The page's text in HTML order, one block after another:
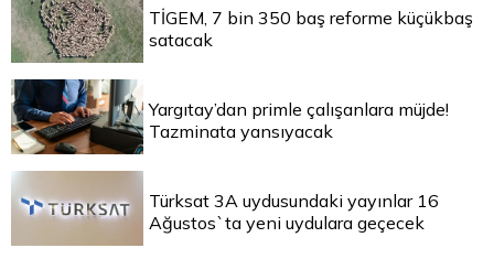
TİGEM, 7 bin 350 baş reforme küçükbaş
satacak
Yargıtay’dan primle çalışanlara müjde!
Tazminata yansıyacak
Türksat 3A uydusundaki yayınlar 16
Ağustos`ta yeni uydulara geçecek